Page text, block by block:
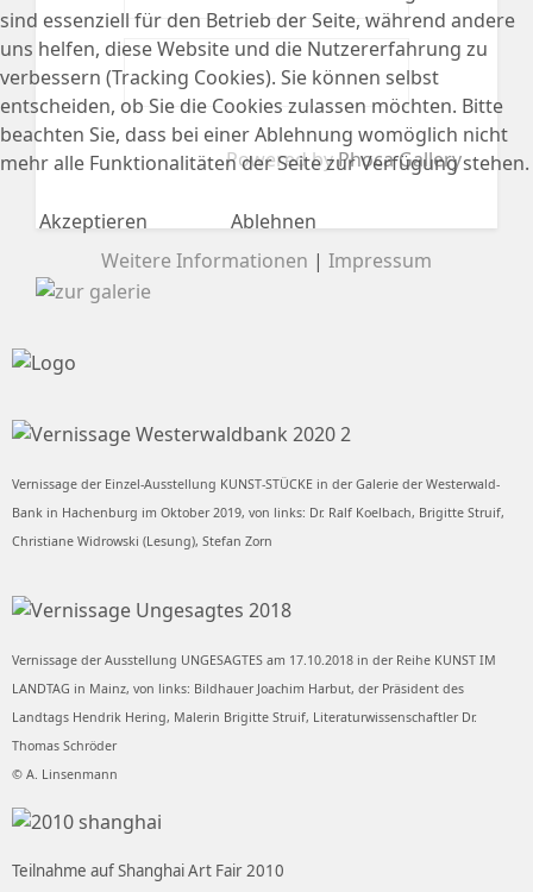
Powered byPhoca Gallery
Vernissage der Einzel-Ausstellung KUNST-STÜCKE in der Galerie der Westerwald-
Bank in Hachenburg im Oktober 2019, von links: Dr. Ralf Koelbach, Brigitte Struif,
Christiane Widrowski (Lesung), Stefan Zorn
Vernissage der Ausstellung UNGESAGTES am 17.10.2018 in der Reihe KUNST IM
LANDTAG in Mainz, von links: Bildhauer Joachim Harbut, der Präsident des
Landtags Hendrik Hering, Malerin Brigitte Struif, Literaturwissenschaftler Dr.
Thomas Schröder
© A. Linsenmann
Teilnahme auf Shanghai Art Fair 2010
sind essenziell für den Betrieb der Seite, während andere
uns helfen, diese Website und die Nutzererfahrung zu
verbessern (Tracking Cookies). Sie können selbst
entscheiden, ob Sie die Cookies zulassen möchten. Bitte
beachten Sie, dass bei einer Ablehnung womöglich nicht
mehr alle Funktionalitäten der Seite zur Verfügung stehen.
Akzeptieren
Ablehnen
Weitere Informationen | Impressum